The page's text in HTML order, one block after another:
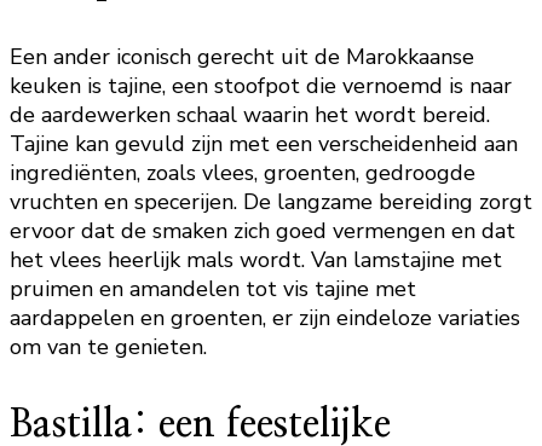
Een ander iconisch gerecht uit de Marokkaanse
keuken is tajine, een stoofpot die vernoemd is naar
de aardewerken schaal waarin het wordt bereid.
Tajine kan gevuld zijn met een verscheidenheid aan
ingrediënten, zoals vlees, groenten, gedroogde
vruchten en specerijen. De langzame bereiding zorgt
ervoor dat de smaken zich goed vermengen en dat
het vlees heerlijk mals wordt. Van lamstajine met
pruimen en amandelen tot vis tajine met
aardappelen en groenten, er zijn eindeloze variaties
om van te genieten.
Bastilla: een feestelijke